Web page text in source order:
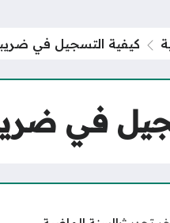
كيفية التسجيل في
في